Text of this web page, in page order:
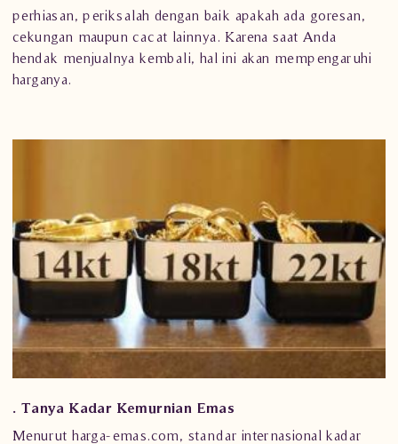
perhiasan, periksalah dengan baik apakah ada goresan,
cekungan maupun cacat lainnya. Karena saat Anda
hendak menjualnya kembali, hal ini akan mempengaruhi
harganya.
. Tanya Kadar Kemurnian Emas
Menurut harga-emas.com, standar internasional kadar